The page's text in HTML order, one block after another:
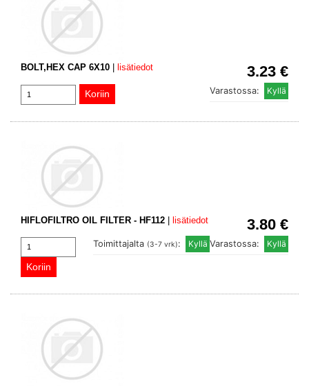
3.23 €
BOLT,HEX CAP 6X10 lisätiedot
Varastossa:
3.80 €
HIFLOFILTRO OIL FILTER - HF112 | lisätiedot
Varastossa:
Toimittajalta (3-7 vrk):